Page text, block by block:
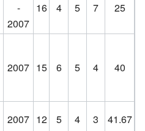
-
2007
16 4 5 7 25
2007 15 6 5 4 40
2007 12 5 4 3 41.67